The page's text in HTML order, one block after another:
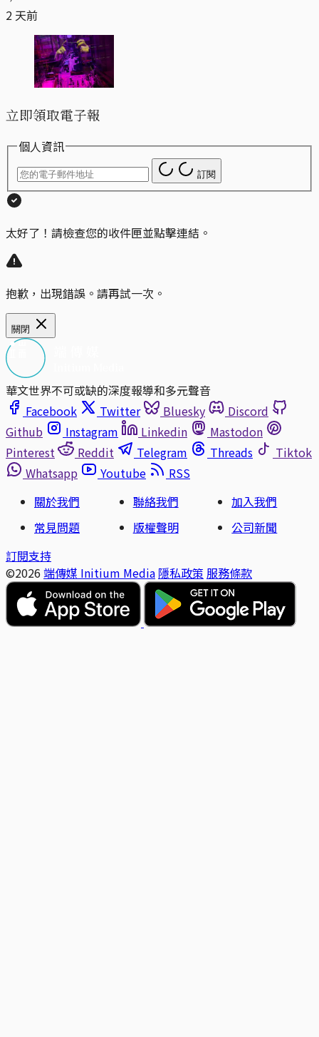
2 天前
立即領取電子報
個人資訊
訂閱
太好了！請檢查您的收件匣並點擊連結。
抱歉，出現錯誤。請再試一次。
關閉
華文世界不可或缺的深度報導和多元聲音
Facebook
Twitter Bluesky
Discord
Github
Instagram Linkedin
Mastodon
Pinterest
Reddit Telegram Threads
Tiktok
Whatsapp
Youtube
RSS
關於我們
聯絡我們
加入我們
常見問題
版權聲明
公司新聞
訂閱支持
©2026 端傳媒 Initium Media 隱私政策 服務條款